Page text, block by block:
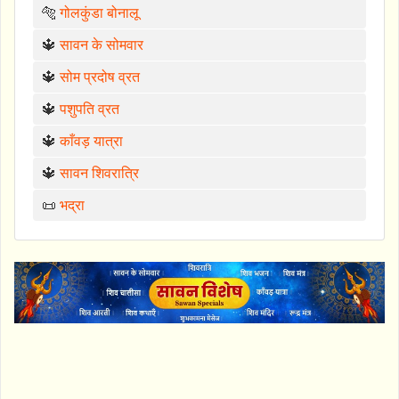
🐅गोलकुंडा बोनालू
🔱सावन के सोमवार
🔱सोम प्रदोष व्रत
🔱पशुपति व्रत
🔱काँवड़ यात्रा
🔱सावन शिवरात्रि
📜 भद्रा